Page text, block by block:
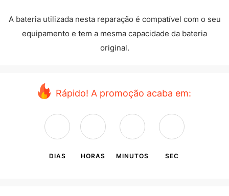
A bateria utilizada nesta reparação é compatível com o seu
equipamento e tem a mesma capacidade da bateria
original.
Rápido! A promoção acaba em:
DIAS HORAS MINUTOS SEC